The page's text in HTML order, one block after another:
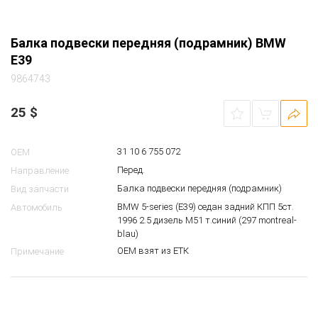
Балка подвески передняя (подрамник) BMW
E39
9864743
25 $
OEM
31 10 6 755 072
Направление
Перед.
Вид запчасти
Балка подвески передняя (подрамник)
Автомобиль
BMW 5-series (E39) седан задний КПП 5ст.
1996 2.5 дизель M51 т.синий (297 montreal-
blau)
Примечание
ОЕМ взят из ЕТК